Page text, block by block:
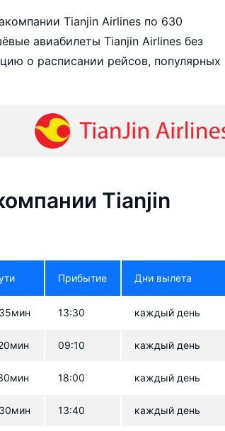
Tianjin Airlines по 630
авиабилеты Tianjin Airlines без
о расписании рейсов, популярных
Tianjin
Прибытие Дни вылета
13:30 каждый день
09:10 каждый день
18:00 каждый день
13:40 каждый день